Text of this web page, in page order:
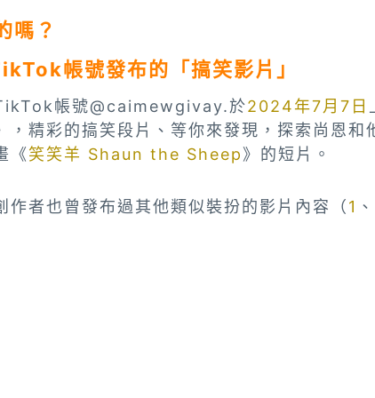
嗎？
帳號發布的「搞笑影片」
帳號@caimewgivay.於2024年7月7日
，精彩的搞笑段片、等你來發現，探索尚恩和
《笑笑羊 Shaun the Sheep》的短片。
作者也曾發布過其他類似裝扮的影片內容（1 、